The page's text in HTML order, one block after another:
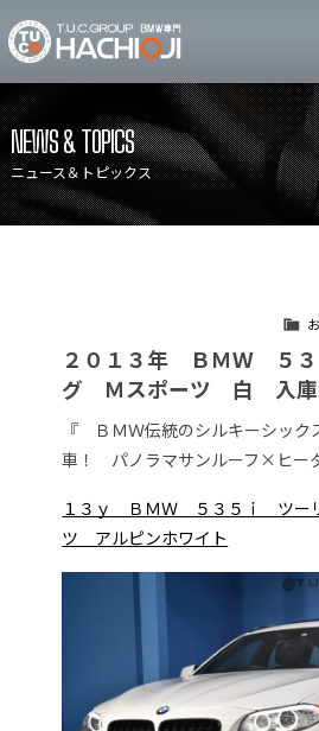
TUCグル
目玉車両一覧
保証＆サービス
TUCとは？
納車blog
会社概要
NEWS & TOPICS
ニュース＆トピックス
２０１３年 ＢＭＷ ５
グ Ｍスポーツ 白 入庫
『 ＢＭＷ伝統のシルキーシック
車！ パノラマサンルーフ×ヒー
１３ｙ ＢＭＷ ５３５ｉ ツー
ツ アルピンホワイト